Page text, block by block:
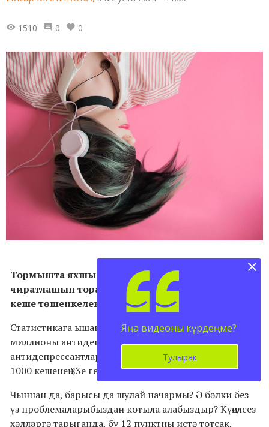
1510 0 0
Тормышта яхшы һәм начар мизгелләр
чиратлашып тора. Күңелсезлекләр килсә, күпчелек
кеше төшенкелеккә бирелә башлый...
Статистикага ышансак, америкалыларның 30
миллионы антидепрессантларда утыра. Россиядә дә
антидепрессантлар кулланалар, тик әлегә аларны
1000 кешенең 23е генә эчә.
Чыннан да, барысы да шулай начармы? Ә бәлки без
үз проблемаларыбыздан котыла алабыздыр? Күңелсез
хәлләргә тарыганда, бу 12 пунктны истә тотсак,
Яңа видеоны күрдеңме?
Тулырак